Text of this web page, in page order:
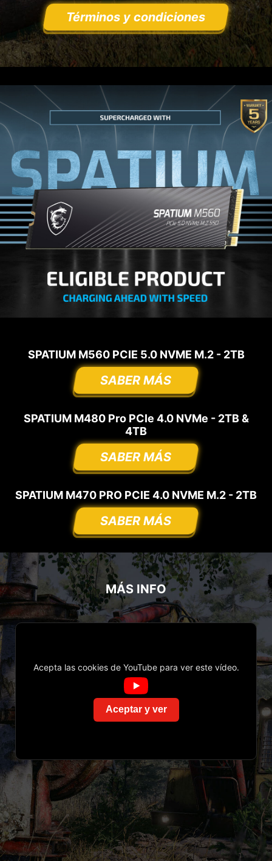
Términos y condiciones
SPATIUM M560 PCIE 5.0 NVME M.2 - 2TB
SABER MÁS
SPATIUM M480 Pro PCIe 4.0 NVMe - 2TB &
4TB
SABER MÁS
SPATIUM M470 PRO PCIE 4.0 NVME M.2 - 2TB
SABER MÁS
MÁS INFO
Acepta las cookies de YouTube para ver este vídeo.
Aceptar y ver